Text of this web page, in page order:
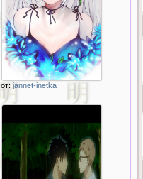
изображения
девушка
вокалойдка
от: jannet-inetka